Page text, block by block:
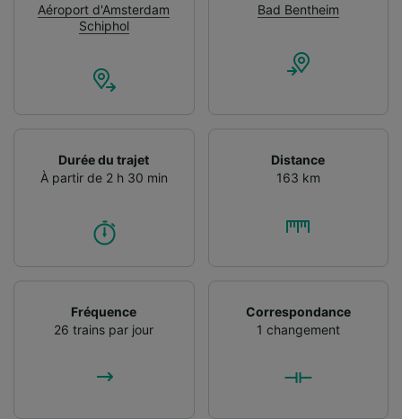
Aéroport d'Amsterdam
Schiphol
Bad Bentheim
Durée du trajet
À partir de 2 h 30 min
Distance
163 km
Fréquence
26 trains par jour
Correspondance
1 changement